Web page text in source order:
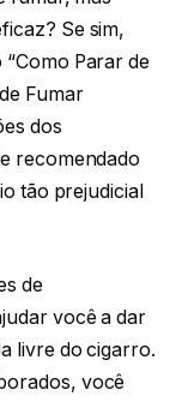
Se sim,
Parar de
Fumar
dos
recomendado
tão prejudicial
de
você a dar
livre do cigarro.
você